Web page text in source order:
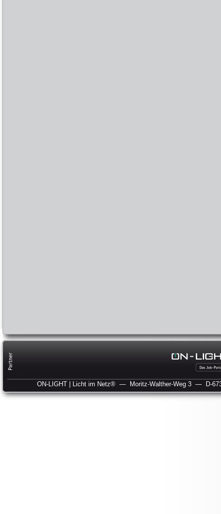
ON-LIGHT | Licht im Netz® — Moritz-Walther-Weg 3 — D-